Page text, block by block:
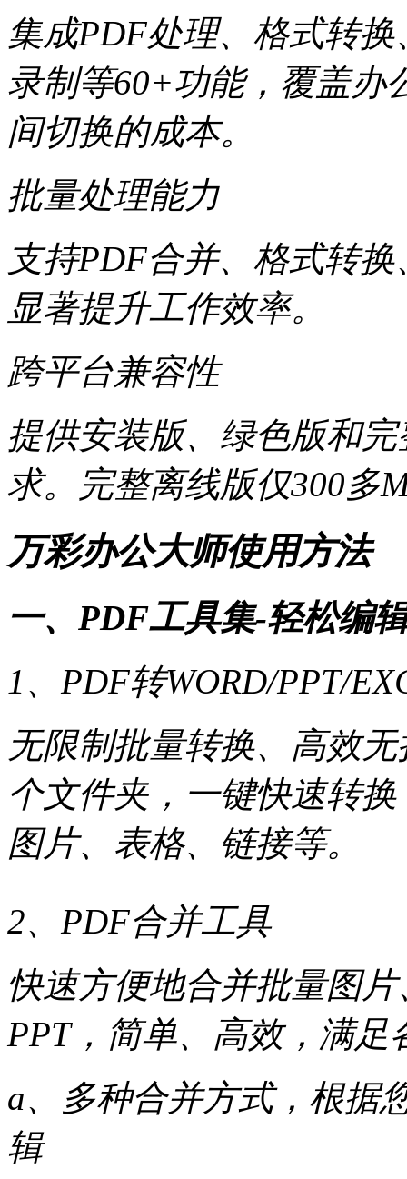
集成PDF处理、格式转
录制等60+功能，覆盖办
间切换的成本。
批量处理能力
支持PDF合并、格式转
显著提升工作效率。
跨平台兼容性
提供安装版、绿色版和
求。完整离线版仅300多
万彩办公大师使用方法
一、PDF工具集-轻松编
1、PDF转WORD/PPT/
无限制批量转换、高效
个文件夹，一键快速转
图片、表格、链接等。
2、PDF合并工具
快速方便地合并批量图片
PPT，简单、高效，满足
a、多种合并方式，根据
辑